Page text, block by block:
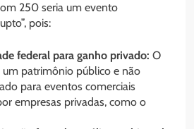
250 seria um evento
pois:
federal para ganho privado: O
um patrimônio público e não
para eventos comerciais
empresas privadas, como o